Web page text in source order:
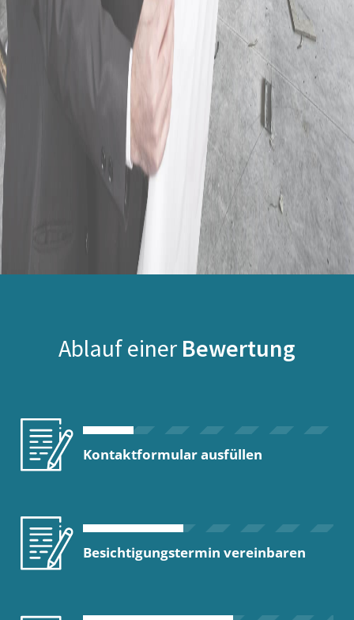
Ablauf einer Bewertung
Kontaktformular ausfüllen
Besichtigungstermin vereinbaren